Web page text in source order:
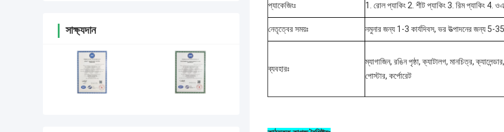
সাক্ষ্যদান
প্যাকেজিংঃ 1. রোল প্যাকিং 2. শীট প্যাকিং 3. রিম প্যাকিং 4.
নেতৃত্বের সময়ঃ নমুনার জন্য 1-3 কার্যদিবস, ভর উত্পাদনের জন্য 5-35
ব্যবহারঃ
ম্যাগাজিন, রঙিন পৃষ্ঠা, ক্যাটালগ, মানচিত্র,
পোস্টার, কর্পোরেট